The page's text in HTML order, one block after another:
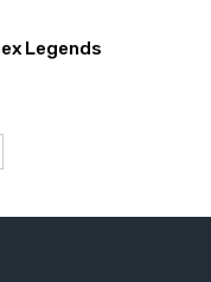
Legends